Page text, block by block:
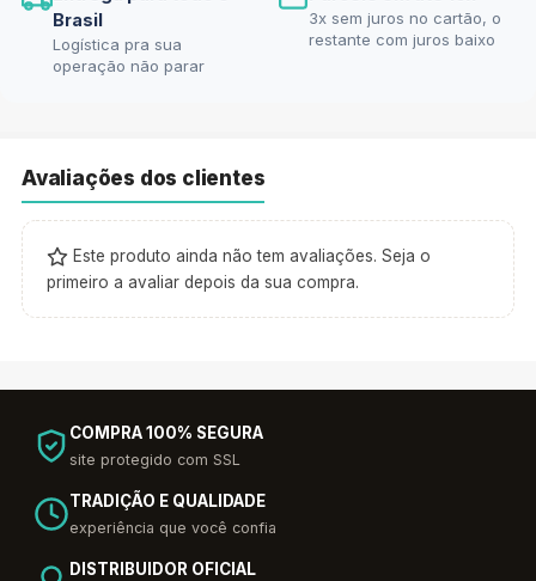
Brasil
Logística pra sua
operação não parar
3x sem juros no cartão, o
restante com juros baixo
Avaliações dos clientes
Este produto ainda não tem avaliações. Seja o
primeiro a avaliar depois da sua compra.
COMPRA 100% SEGURA
site protegido com SSL
TRADIÇÃO E QUALIDADE
experiência que você confia
DISTRIBUIDOR OFICIAL